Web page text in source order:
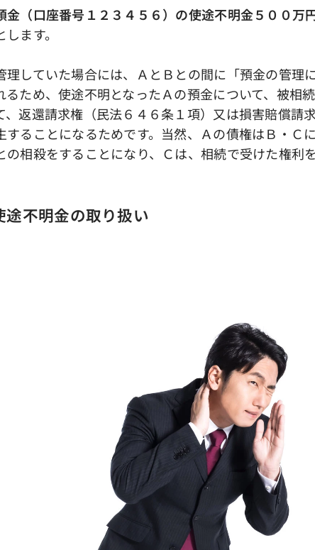
金（口座番号１２３４５６）の使途不明金５００万
します。
していた場合には、ＡとＢとの間に「預金の管理
ため、使途不明となったＡの預金について、被相
返還請求権（民法６４６条１項）又は損害賠償請
ることになるためです。当然、Ａの債権はＢ・Ｃ
相殺をすることになり、Ｃは、相続で受けた権利
不明金の取り扱い